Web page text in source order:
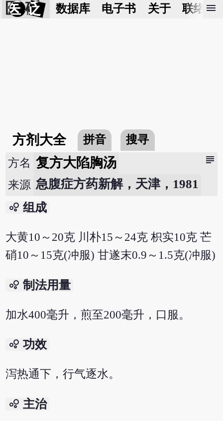
医 砭 数据库 电子书 关于 联络我
menu
方剂大全 拼音 搜寻
subject
方名 复方大陷胸汤
来源 急腹症方药新解，天津，1981
bubble_chart 组成
大黄10～20克 川朴15～24克 枳实10克 芒
硝10～15克(冲服) 甘遂末0.9～1.5克(冲服)
bubble_chart 制法用量
加水400毫升，煎至200毫升，口服。
bubble_chart 功效
泻热通下，行气逐水。
bubble_chart 主治